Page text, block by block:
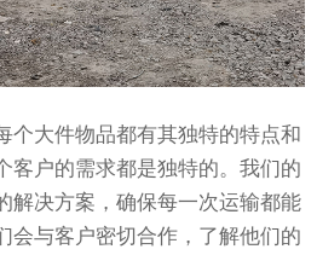
大件物品都有其独特的特点和
客户的需求都是独特的。我们的
解决方案，确保每一次运输都能
会与客户密切合作，了解他们的